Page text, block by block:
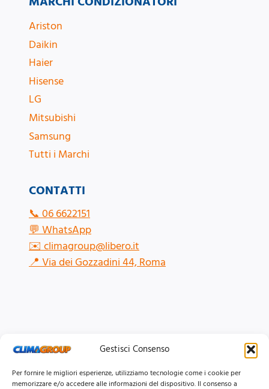
Gestisci Consenso
Per fornire le migliori esperienze, utilizziamo tecnologie come i cookie per
memorizzare e/o accedere alle informazioni del dispositivo. Il consenso a
CONTATTI
📞06 6622151
💬WhatsApp
✉️climagroup@libero.it
📍Via dei Gozzadini 44, Roma
Ariston
Daikin
Haier
Hisense
LG
Mitsubishi
Samsung
Tutti i Marchi